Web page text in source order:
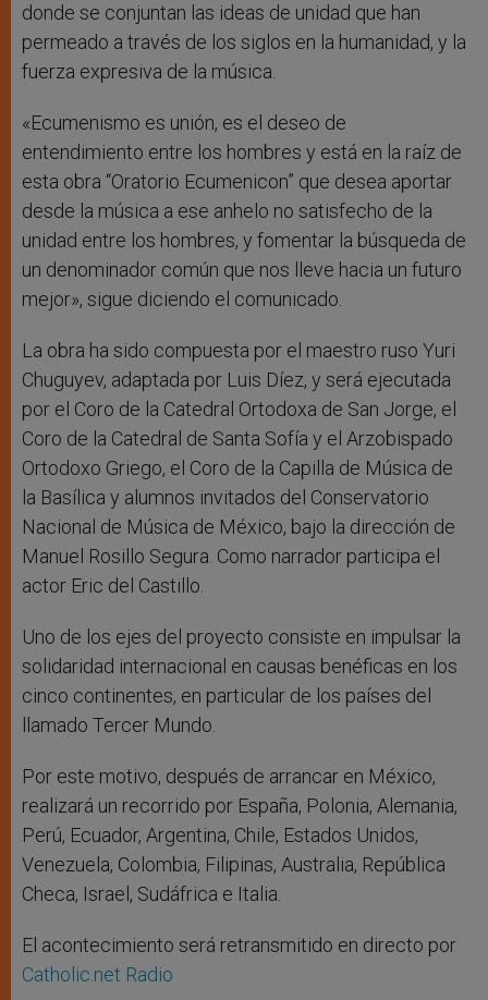
donde se conjuntan las ideas de unidad que han
permeado a través de los siglos en la humanidad, y la
fuerza expresiva de la música.
«Ecumenismo es unión, es el deseo de
entendimiento entre los hombres y está en la raíz de
esta obra “Oratorio Ecumenicon” que desea aportar
desde la música a ese anhelo no satisfecho de la
unidad entre los hombres, y fomentar la búsqueda de
un denominador común que nos lleve hacia un futuro
mejor», sigue diciendo el comunicado.
La obra ha sido compuesta por el maestro ruso Yuri
Chuguyev, adaptada por Luis Díez, y será ejecutada
por el Coro de la Catedral Ortodoxa de San Jorge, el
Coro de la Catedral de Santa Sofía y el Arzobispado
Ortodoxo Griego, el Coro de la Capilla de Música de
la Basílica y alumnos invitados del Conservatorio
Nacional de Música de México, bajo la dirección de
Manuel Rosillo Segura. Como narrador participa el
actor Eric del Castillo.
Uno de los ejes del proyecto consiste en impulsar la
solidaridad internacional en causas benéficas en los
cinco continentes, en particular de los países del
llamado Tercer Mundo.
Por este motivo, después de arrancar en México,
realizará un recorrido por España, Polonia, Alemania,
Perú, Ecuador, Argentina, Chile, Estados Unidos,
Venezuela, Colombia, Filipinas, Australia, República
Checa, Israel, Sudáfrica e Italia.
El acontecimiento será retransmitido en directo por
Catholic.net Radio